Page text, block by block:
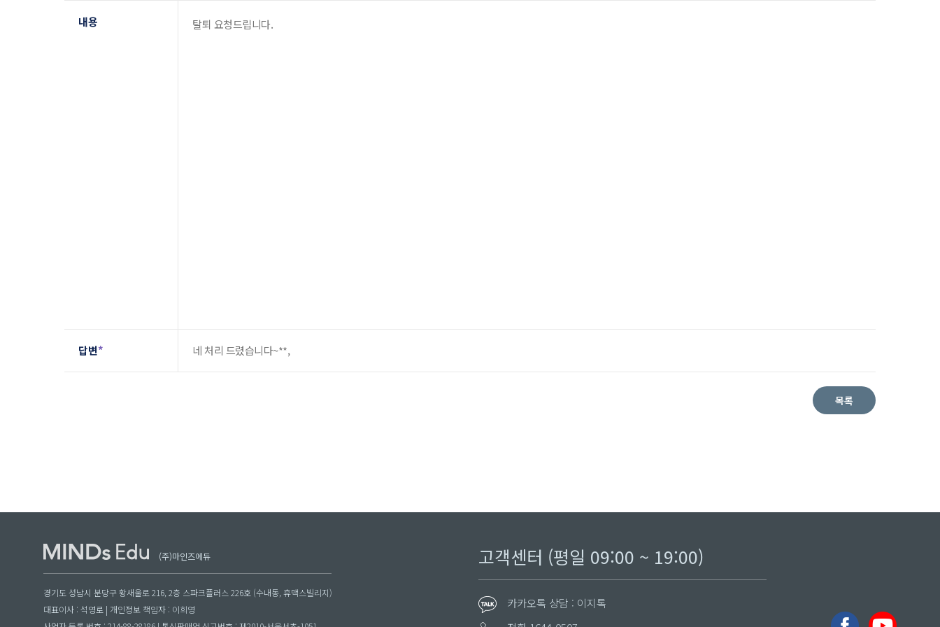
내용 탈퇴 요청드립니다.
답변* 네 처리 드렸습니다~**,
목록
(주)마인즈에듀
경기도 성남시 분당구 황새울로 216, 2층 스파크플러스 226호 (수내동, 휴맥스빌리지)
대표이사 : 석영로 | 개인정보 책임자 : 이희영
고객센터 (평일 09:00 ~ 19:00)
카카오톡 상담 : 이지톡